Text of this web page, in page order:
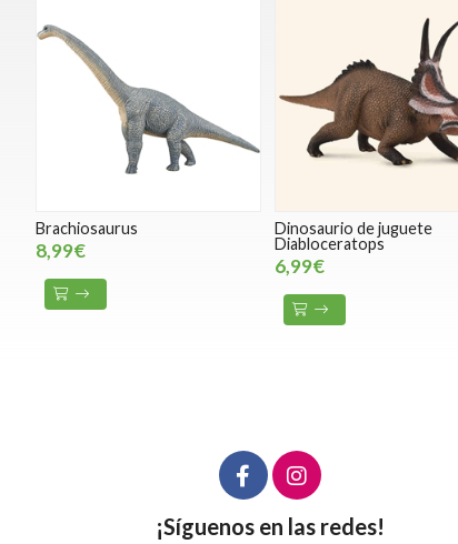
Brachiosaurus
8,99€
Dinosaurio de juguete
Diabloceratops
6,99€
¡Síguenos en las redes!